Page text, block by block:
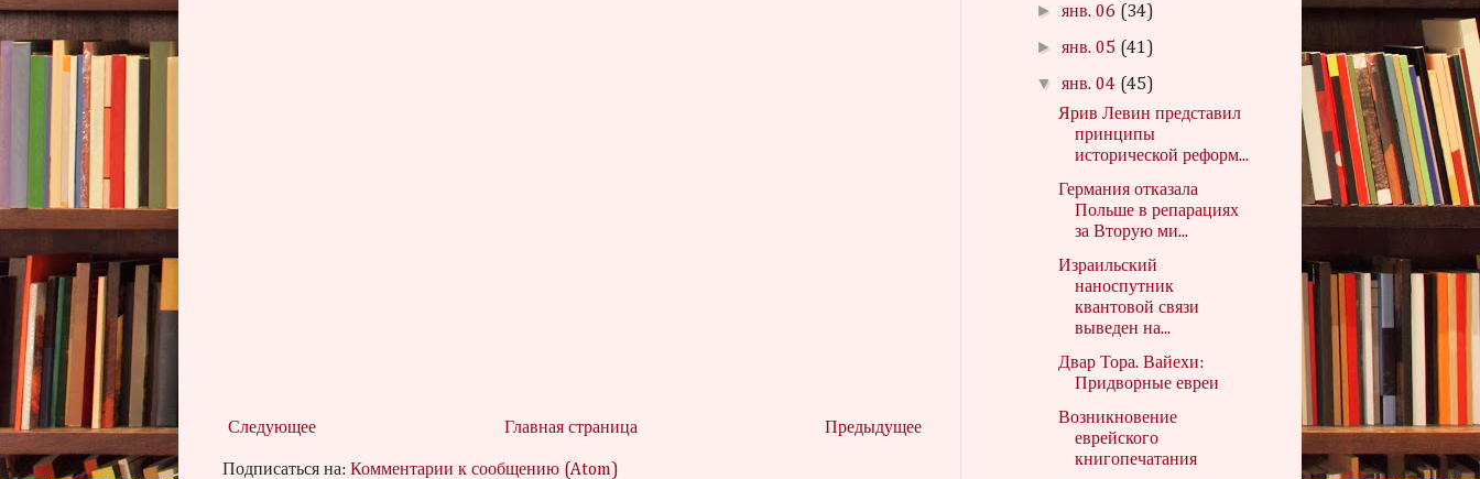
Следующее Предыдущее
Главная страница
Подписаться на: Комментарии к сообщению (Atom)
►янв. 06 (34)
►янв. 05 (41)
▼янв. 04 (45)
Ярив Левин представил
принципы
исторической реформ...
Германия отказала
Польше в репарациях
за Вторую ми...
Израильский
наноспутник
квантовой связи
выведен на...
Двар Тора. Вайехи:
Придворные евреи
Возникновение
еврейского
книгопечатания